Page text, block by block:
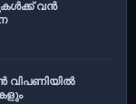
വൻ
വിപണിയിൽ